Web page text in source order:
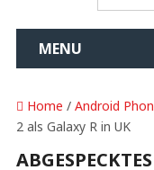
MENU
Home / Android
2 als Galaxy R in UK